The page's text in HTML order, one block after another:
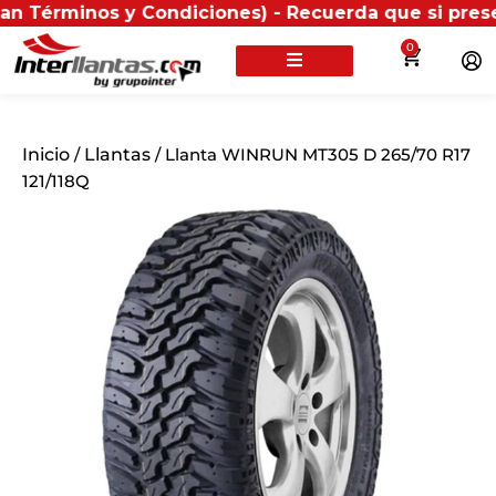
y Condiciones) - Recuerda que si presentas
0
Inicio / Llantas / Llanta WINRUN MT305 D 265/70 R17
121/118Q